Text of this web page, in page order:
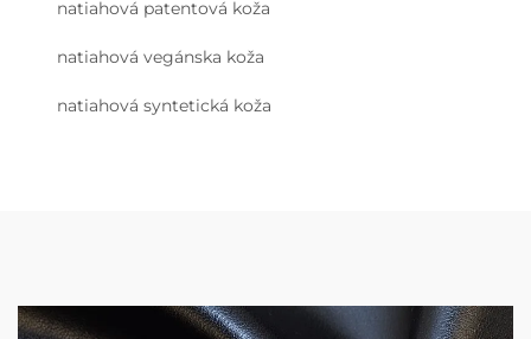
natiahová patentová koža
natiahová vegánska koža
natiahová syntetická koža